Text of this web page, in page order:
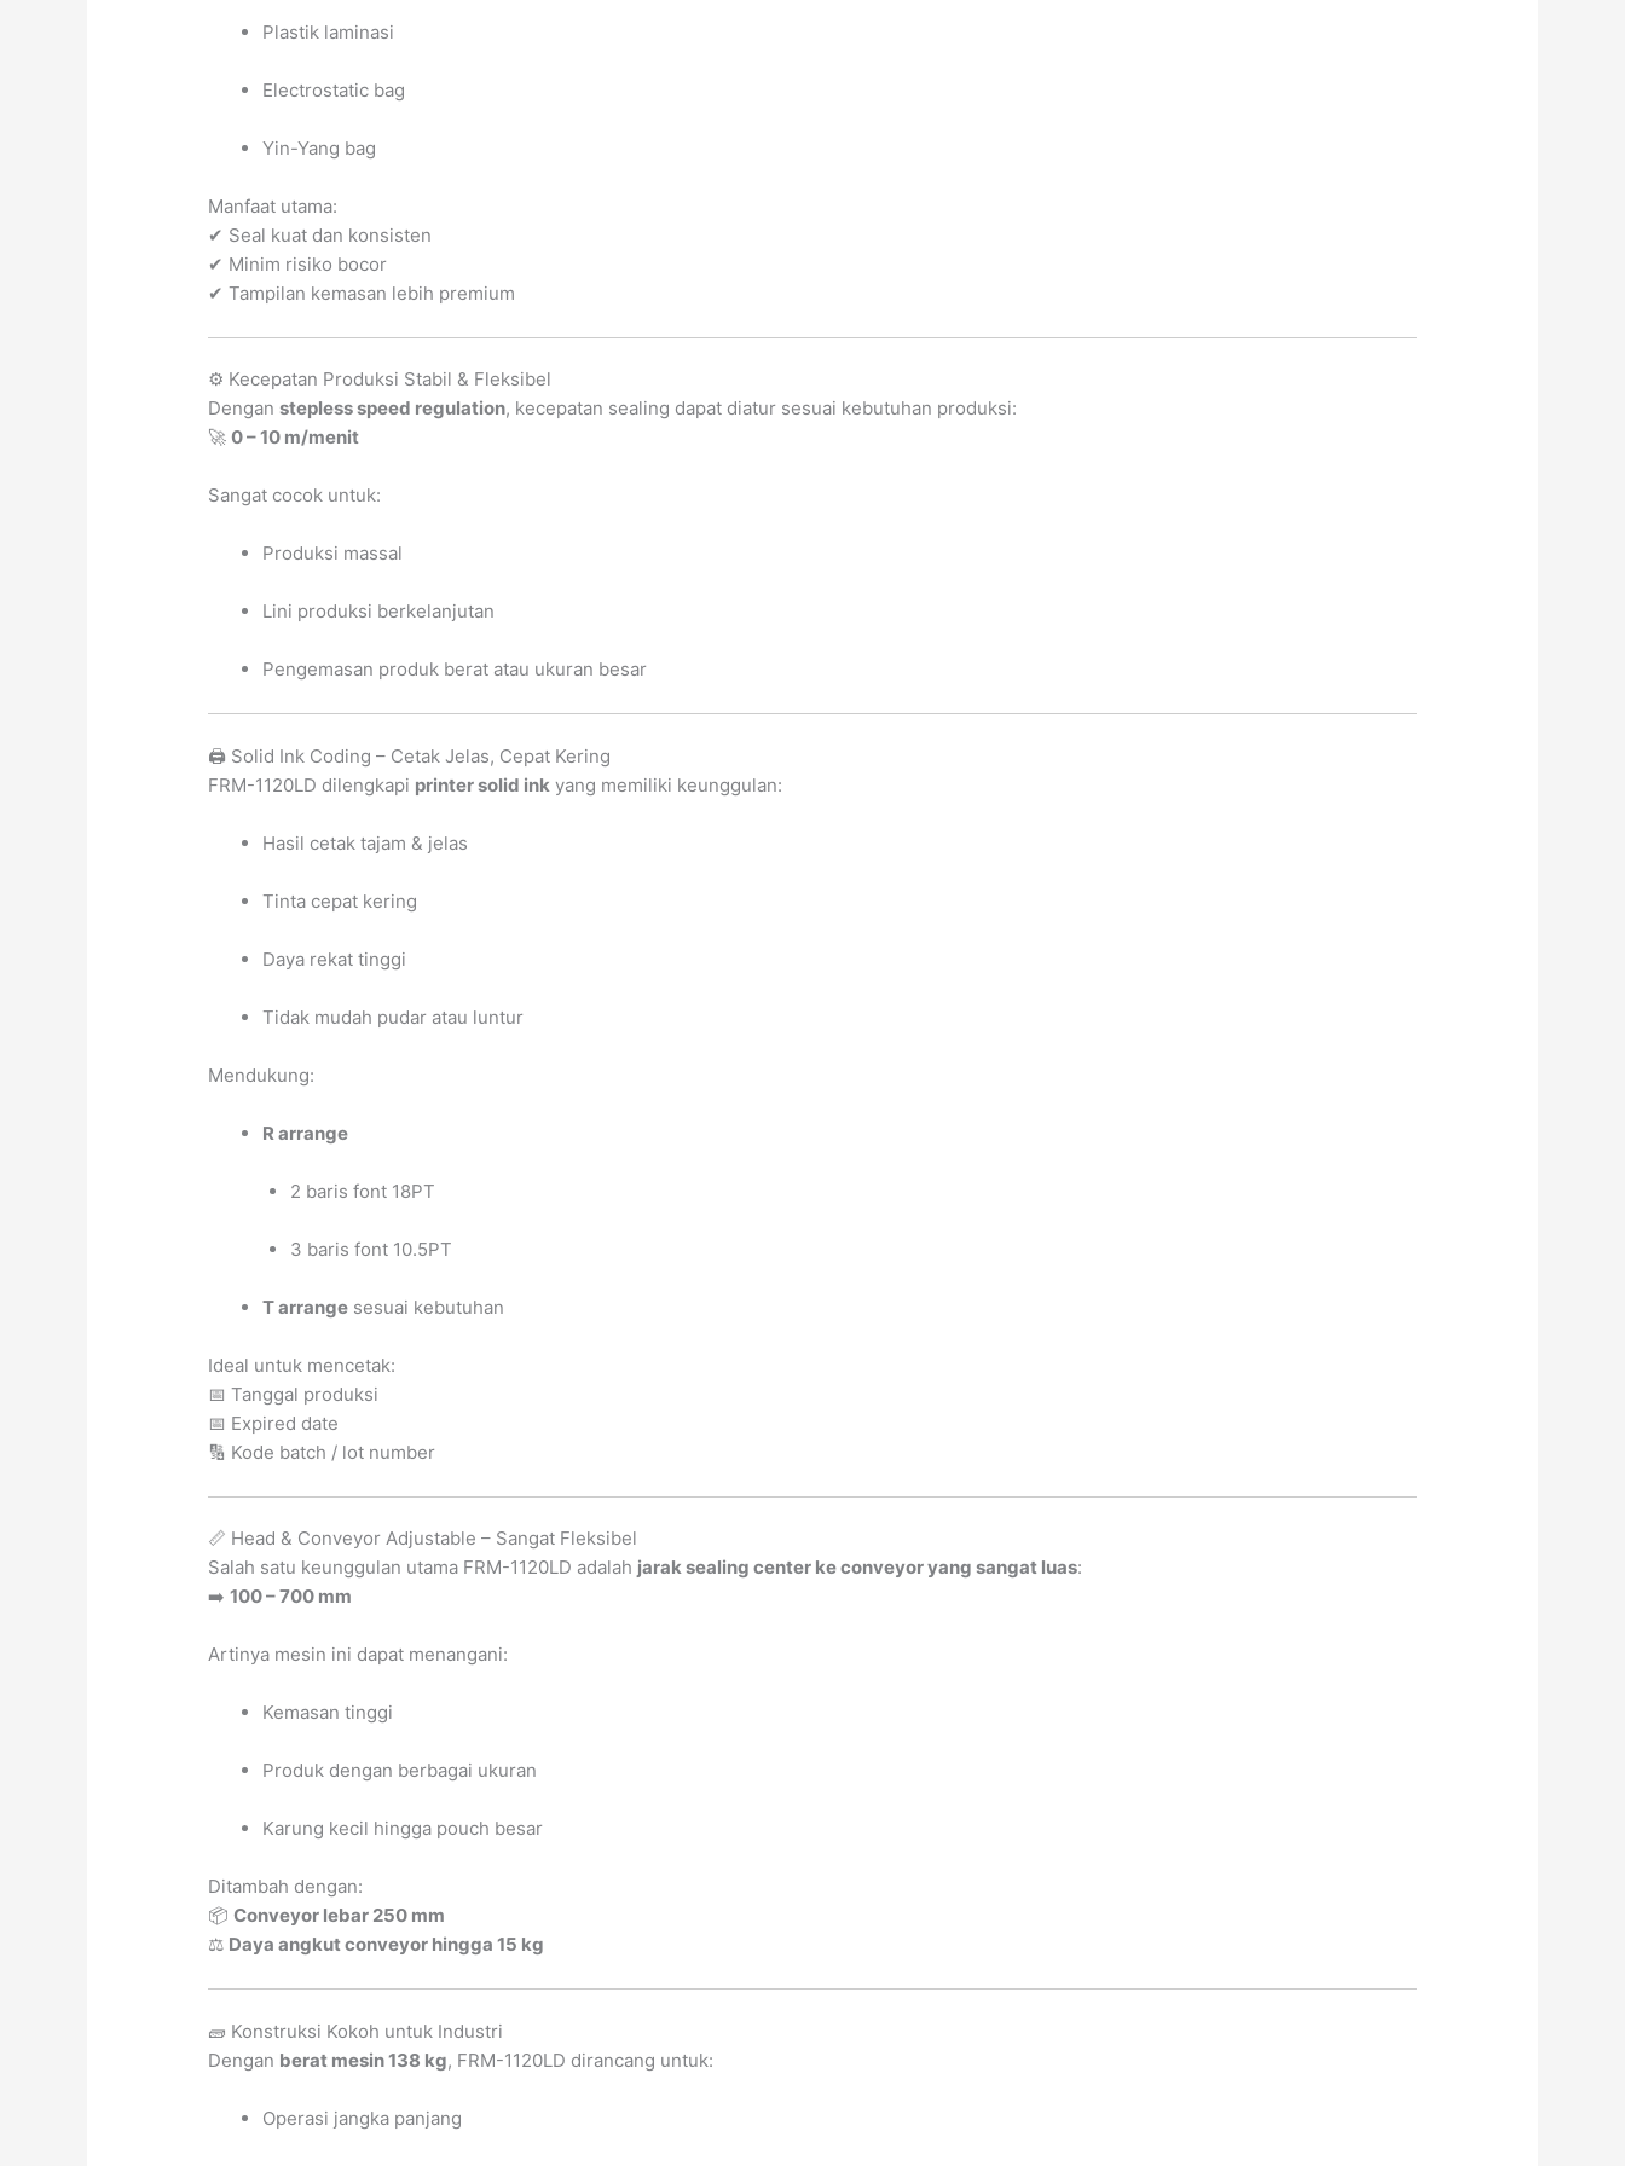
Plastik laminasi
Electrostatic bag
Yin-Yang bag
Manfaat utama:
✔ Seal kuat dan konsisten
✔ Minim risiko bocor
✔ Tampilan kemasan lebih premium
⚙️ Kecepatan Produksi Stabil & Fleksibel
Denganstepless speed regulation, kecepatan sealing dapat diatur sesuai kebutuhan produksi:
🚀0 – 10 m/menit
Sangat cocok untuk:
Produksi massal
Lini produksi berkelanjutan
Pengemasan produk berat atau ukuran besar
🖨️ Solid Ink Coding – Cetak Jelas, Cepat Kering
FRM-1120LD dilengkapi printer solid ink yang memiliki keunggulan:
Hasil cetak tajam & jelas
Tinta cepat kering
Daya rekat tinggi
Tidak mudah pudar atau luntur
Mendukung:
R arrange
2 baris font 18PT
3 baris font 10.5PT
T arrange sesuai kebutuhan
Ideal untuk mencetak:
📅 Tanggal produksi
📅 Expired date
🔢 Kode batch / lot number
📏 Head & Conveyor Adjustable – Sangat Fleksibel
Salah satu keunggulan utama FRM-1120LD adalah jarak sealing center ke conveyor yang sangat luas:
➡️100 – 700 mm
Artinya mesin ini dapat menangani:
Kemasan tinggi
Produk dengan berbagai ukuran
Karung kecil hingga pouch besar
Ditambah dengan:
📦Conveyor lebar 250 mm
⚖️ Daya angkut conveyor hingga 15 kg
🧱 Konstruksi Kokoh untuk Industri
Dengan berat mesin 138 kg, FRM-1120LD dirancang untuk:
Operasi jangka panjang